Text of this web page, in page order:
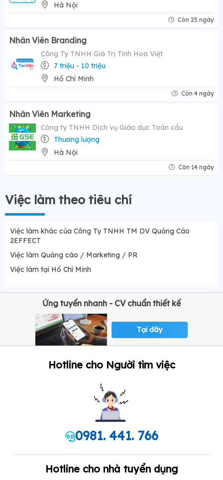
Hà Nội
Còn 25 ngày
Nhân Viên Branding
Công Ty TNHH Giá Trị Tinh Hoa Việt
7 triệu - 10 triệu
Hồ Chí Minh
Còn 4 ngày
Nhân Viên Marketing
Công ty TNHH Dịch vụ Giáo dục Toàn cầu
Thương lượng
Hà Nội
Còn 14 ngày
Việc làm theo tiêu chí
Việc làm khác của Công Ty TNHH TM DV Quảng Cáo
2EFFECT
Việc làm Quảng cáo / Marketing / PR
Việc làm tại Hồ Chí Minh
Ứng tuyển nhanh - CV chuẩn thiết kế
Tại đây
Hotline cho Người tìm việc
0981. 441. 766
Hotline cho nhà tuyển dụng